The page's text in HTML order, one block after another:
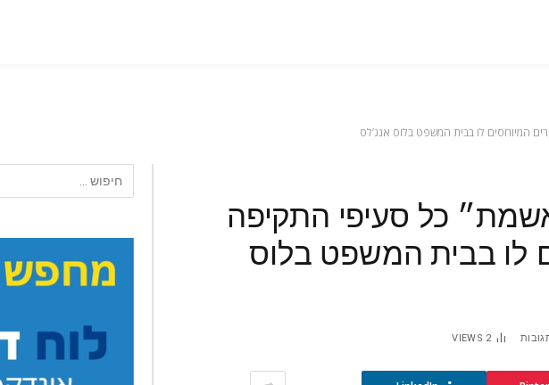
המיוחסים לו בבית המשפט בלוס אנג’לס
כל סעיפי התקיפה
לו בבית המשפט בלוס
2
VIEWS